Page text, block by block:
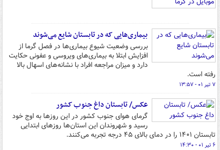
بیماری‌هایی که در تابستان شایع می‌شوند
بررسی وضعیت شیوع بیماری‌ها در فصل گرما از
افزایش ابتلا به بیماری‌های ویروسی و عفونی حکایت
دارد و میزان مراجعه افراد با نشانه‌های اسهال بالا
رفته است.
۷ تیر ۰۱ - ۱۳:۵۷
عکس/ تابستان داغ جنوب کشور
گرمای هوای جنوب کشور در این روزها به اوج خود
رسید و شهروندان این استان‌ها روزهای ابتدایی
تابستان ۱۴۰۱ را در دمای بالای ۴۵ درجه تجربه می‌کنند.
۶ تیر ۰۱ - ۱۴:۳۰